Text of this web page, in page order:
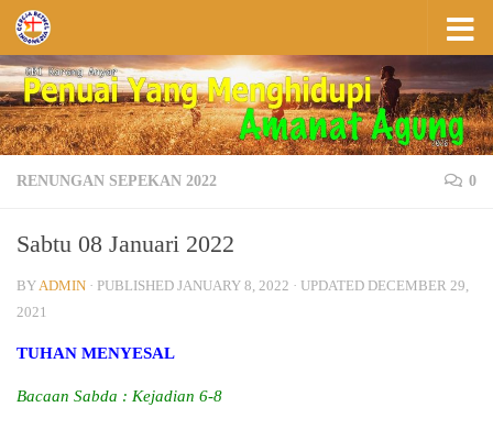
Skip to content
RENUNGAN SEPEKAN 2022 0
Sabtu 08 Januari 2022
BYADMIN · PUBLISHED JANUARY 8, 2022 · UPDATED DECEMBER 29,
2021
TUHAN MENYESAL
Bacaan Sabda : Kejadian 6-8